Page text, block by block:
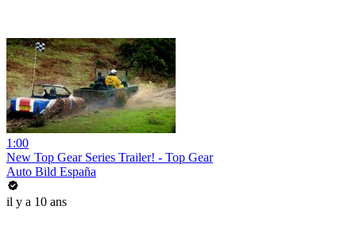
1:00
New Top Gear Series Trailer! - Top Gear
Auto Bild España
il y a 10 ans